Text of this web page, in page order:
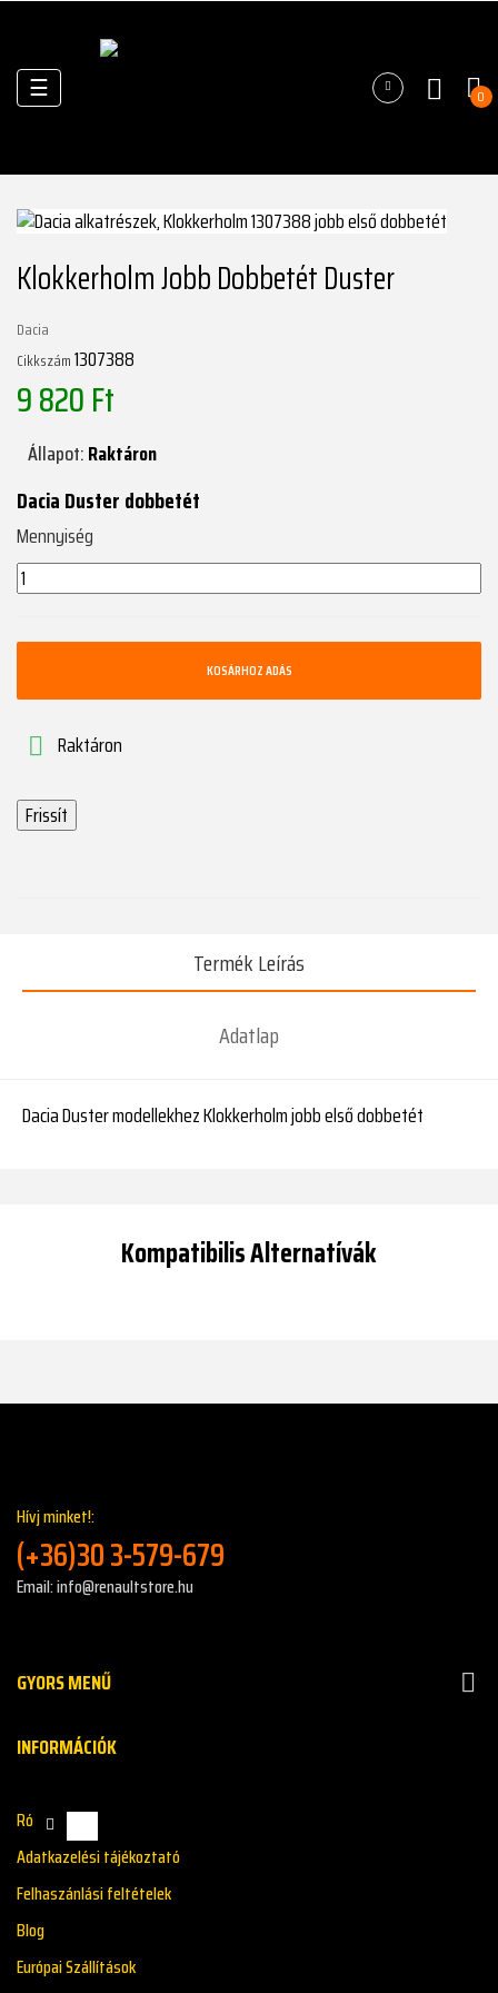
Váltás
a
☰ 0
Klokkerholm Jobb Dobbetét Duster
Dacia
Cikkszám1307388
9 820 Ft
Állapot:Raktáron
Dacia Duster dobbetét
Mennyiség
KOSÁRHOZ ADÁS
 Raktáron
Termék Leírás
Adatlap
Dacia Duster modellekhez Klokkerholm jobb első dobbetét
Kompatibilis Alternatívák
Hívj minket!:
(+36)30 3-579-679
Email: info@renaultstore.hu
GYORS MENŰ 
INFORMÁCIÓK
Rólunk
Adatkazelési tájékoztató
Felhaszánlási feltételek
Blog
Európai Szállítások